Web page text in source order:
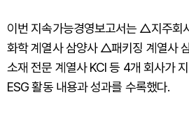
이번 지속가능경영보고서는 △지주회
화학 계열사 삼양사 △패키징 계열사
소재 전문 계열사 KCI 등 4개 회사가
ESG 활동 내용과 성과를 수록했다.